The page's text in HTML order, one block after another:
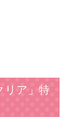
リア」特